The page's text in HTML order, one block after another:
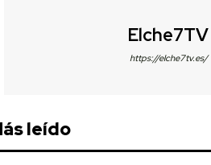
Elche7TV
https://elche7tv.es/
leído